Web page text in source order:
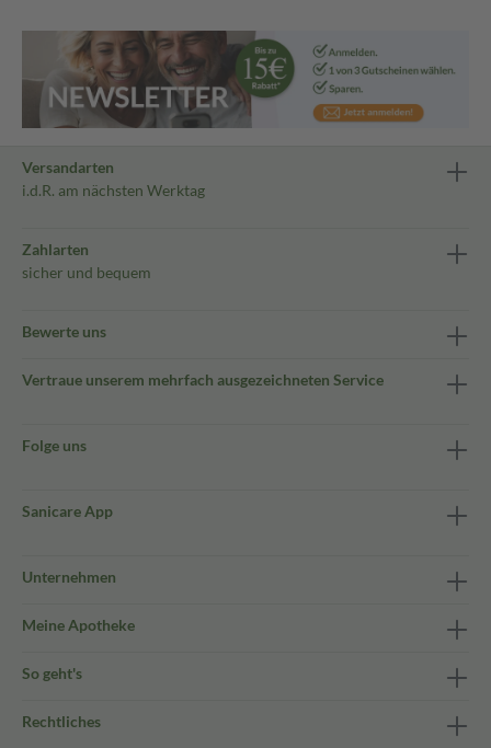
Versandarten
i.d.R. am nächsten Werktag
Zahlarten
sicher und bequem
Bewerte uns
Vertraue unserem mehrfach ausgezeichneten Service
Folge uns
Sanicare App
Unternehmen
Meine Apotheke
So geht's
Rechtliches